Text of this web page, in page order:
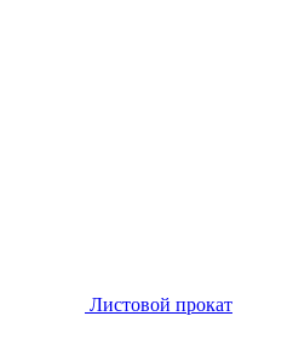
Листовой прокат